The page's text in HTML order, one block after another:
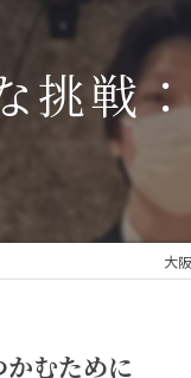
挑戦
大
むために